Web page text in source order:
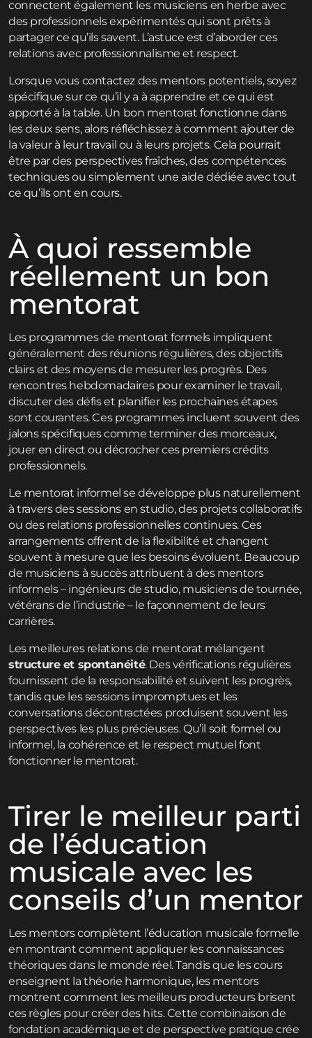
connectent également les musiciens en herbe avec
des professionnels expérimentés qui sont prêts à
partager ce qu’ils savent. L’astuce est d’aborder ces
relations avec professionnalisme et respect.
Lorsque vous contactez des mentors potentiels, soyez
spécifique sur ce qu’il y a à apprendre et ce qui est
apporté à la table. Un bon mentorat fonctionne dans
les deux sens, alors réfléchissez à comment ajouter de
la valeur à leur travail ou à leurs projets. Cela pourrait
être par des perspectives fraîches, des compétences
techniques ou simplement une aide dédiée avec tout
ce qu’ils ont en cours.
À quoi ressemble
réellement un bon
mentorat
Les programmes de mentorat formels impliquent
généralement des réunions régulières, des objectifs
clairs et des moyens de mesurer les progrès. Des
rencontres hebdomadaires pour examiner le travail,
discuter des défis et planifier les prochaines étapes
sont courantes. Ces programmes incluent souvent des
jalons spécifiques comme terminer des morceaux,
jouer en direct ou décrocher ces premiers crédits
professionnels.
Le mentorat informel se développe plus naturellement
à travers des sessions en studio, des projets collaboratifs
ou des relations professionnelles continues. Ces
arrangements offrent de la flexibilité et changent
souvent à mesure que les besoins évoluent. Beaucoup
de musiciens à succès attribuent à des mentors
informels – ingénieurs de studio, musiciens de tournée,
vétérans de l’industrie – le façonnement de leurs
carrières.
Les meilleures relations de mentorat mélangent
structure et spontanéité. Des vérifications régulières
fournissent de la responsabilité et suivent les progrès,
tandis que les sessions impromptues et les
conversations décontractées produisent souvent les
perspectives les plus précieuses. Qu’il soit formel ou
informel, la cohérence et le respect mutuel font
fonctionner le mentorat.
Tirer le meilleur parti
de l’éducation
musicale avec les
conseils d’un mentor
Les mentors complètent l’éducation musicale formelle
en montrant comment appliquer les connaissances
théoriques dans le monde réel. Tandis que les cours
enseignent la théorie harmonique, les mentors
montrent comment les meilleurs producteurs brisent
ces règles pour créer des hits. Cette combinaison de
fondation académique et de perspective pratique crée